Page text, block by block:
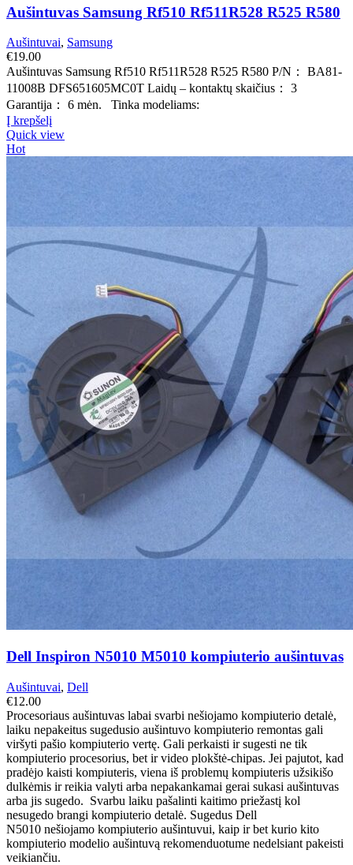
Aušintuvas Samsung Rf510 Rf511R528 R525 R580
Aušintuvai, Samsung
€19.00
Aušintuvas Samsung Rf510 Rf511R528 R525 R580 P/N： BA81-
11008B DFS651605MC0T Laidų – kontaktų skaičius： 3
Garantija： 6 mėn. Tinka modeliams:
Į krepšelį
Quick view
Hot
Dell Inspiron N5010 M5010 kompiuterio aušintuvas
Aušintuvai, Dell
€12.00
Procesoriaus aušintuvas labai svarbi nešiojamo kompiuterio detalė,
laiku nepakeitus sugedusio aušintuvo kompiuterio remontas gali
viršyti pašio kompiuterio vertę. Gali perkaisti ir sugesti ne tik
kompiuterio procesorius, bet ir video plokštė-chipas. Jei pajutot, kad
pradėjo kaisti kompiuteris, viena iš problemų kompiuteris užsikišo
dulkėmis ir reikia valyti arba nepakankamai gerai sukasi aušintuvas
arba jis sugedo. Svarbu laiku pašalinti kaitimo priežastį kol
nesugedo brangi kompiuterio detalė. Sugedus Dell
N5010 nešiojamo kompiuterio aušintuvui, kaip ir bet kurio kito
kompiuterio modelio aušintuvą rekomenduotume nedelsiant pakeisti
veikiančiu.